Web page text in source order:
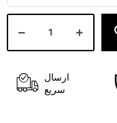
ارسال
سريع